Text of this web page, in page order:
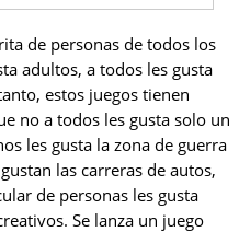
de personas de todos los
adultos, a todos les gusta
estos juegos tienen
no a todos les gusta solo un
les gusta la zona de guerra
las carreras de autos,
de personas les gusta
Se lanza un juego